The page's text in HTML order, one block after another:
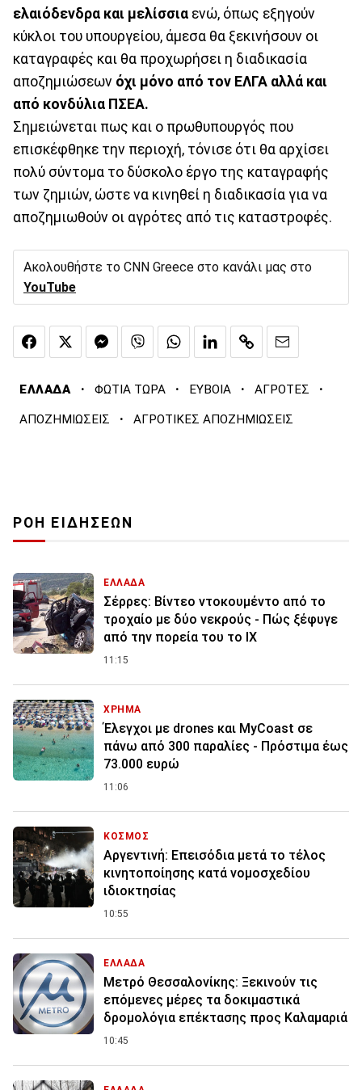
ελαιόδενδρα και μελίσσια ενώ, όπως εξηγούν
κύκλοι του υπουργείου, άμεσα θα ξεκινήσουν οι
καταγραφές και θα προχωρήσει η διαδικασία
αποζημιώσεων όχι μόνο από τον ΕΛΓΑ αλλά και
από κονδύλια ΠΣΕΑ.
Σημειώνεται πως και ο πρωθυπουργός που
επισκέφθηκε την περιοχή, τόνισε ότι θα αρχίσει
πολύ σύντομα το δύσκολο έργο της καταγραφής
των ζημιών, ώστε να κινηθεί η διαδικασία για να
αποζημιωθούν οι αγρότες από τις καταστροφές.
Ακολουθήστε το CNN Greece στο κανάλι μας στο
YouTube
ΕΛΛΑΔΑ · ΦΩΤΙΑ ΤΩΡΑ · ΕΥΒΟΙΑ · ΑΓΡΟΤΕΣ ·
ΑΠΟΖΗΜΙΩΣΕΙΣ · ΑΓΡΟΤΙΚΕΣ ΑΠΟΖΗΜΙΩΣΕΙΣ
ΡΟΗ ΕΙΔΗΣΕΩΝ
ΕΛΛΑΔΑ
Σέρρες: Βίντεο ντοκουμέντο από το
τροχαίο με δύο νεκρούς - Πώς ξέφυγε
από την πορεία του το ΙΧ
11:15
ΧΡΗΜΑ
Έλεγχοι με drones και MyCoast σε
πάνω από 300 παραλίες - Πρόστιμα έως
73.000 ευρώ
11:06
ΚΟΣΜΟΣ
Αργεντινή: Επεισόδια μετά το τέλος
κινητοποίησης κατά νομοσχεδίου
ιδιοκτησίας
10:55
ΕΛΛΑΔΑ
Μετρό Θεσσαλονίκης: Ξεκινούν τις
επόμενες μέρες τα δοκιμαστικά
δρομολόγια επέκτασης προς Καλαμαριά
10:45